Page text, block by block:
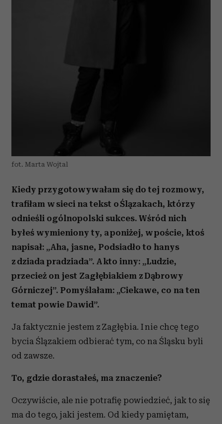
fot. Marta Wojtal
Kiedy przygotowywałam się do tej rozmowy,
trafiłam w sieci na tekst o Ślązakach, którzy
odnieśli ogólnopolski sukces. Wśród nich
byłeś wymieniony ty, a poniżej, w poście, ktoś
napisał: „Aha, jasne, Podsiadło to hanys
z dziada pradziada”. A kto inny: „Ludzie,
przecież on jest Zagłębiakiem z Dąbrowy
Górniczej”. Pomyślałam: „Ciekawe, co na ten
temat powie Dawid”.
Ja faktycznie jestem z Zagłębia. I nie chcę tego
bycia Ślązakiem odbierać tym, co na Śląsku byli
od zawsze.
To, gdzie dorastałeś, ma znaczenie?
Oczywiście, ale nie potrafię powiedzieć, jak to się
ma do tego, jaki jestem. Od kiedy pamiętam,